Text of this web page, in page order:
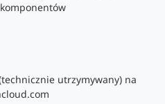
utrzymywany) na